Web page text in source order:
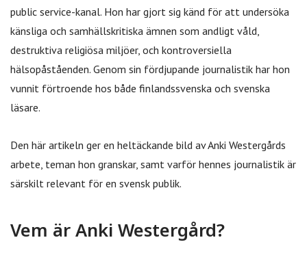
public service-kanal. Hon har gjort sig känd för att undersöka
känsliga och samhällskritiska ämnen som andligt våld,
destruktiva religiösa miljöer, och kontroversiella
hälsopåståenden. Genom sin fördjupande journalistik har hon
vunnit förtroende hos både finlandssvenska och svenska
läsare.
Den här artikeln ger en heltäckande bild av Anki Westergårds
arbete, teman hon granskar, samt varför hennes journalistik är
särskilt relevant för en svensk publik.
Vem är Anki Westergård?